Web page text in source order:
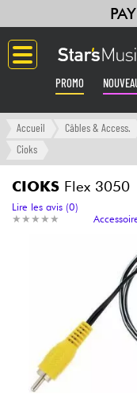
PROMO
Langue
Amplis & Effets
Claviers &
Synthés &
Home Studio
Casques
Accueil Câbles & Access.
Cioks
CIOKS Flex 3050
★ ★ ★ ★ ★
★ ★ ★ ★ ★
Lire les avis (0)